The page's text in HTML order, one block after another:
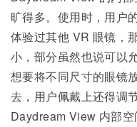
旷得多。使用时，用户
体验过其他 VR 眼镜，
小，部分虽然也说可以
想要将不同尺寸的眼镜
去，用户佩戴上还得调
Daydream View 内部